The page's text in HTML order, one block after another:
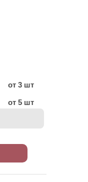
от 3 шт
от 5 шт